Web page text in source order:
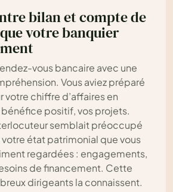
bilan et compte de
votre banquier
vous bancaire avec une
Vous aviez préparé
votre chiffre d’affaires en
positif, vos projets.
semblait préoccupé
état patrimonial que vous
regardées : engagements,
de financement. Cette
dirigeants la connaissent.